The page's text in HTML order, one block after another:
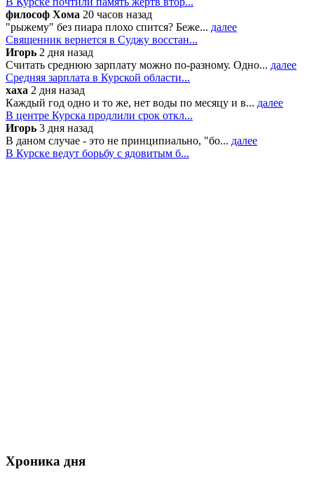
философ Хома 20 часов назад
"рыжему" без пиара плохо спится? Беже... далее
Священник вернется в Суджу восстан...
Игорь 2 дня назад
Считать среднюю зарплату можно по-разному. Одно... далее
Средняя зарплата в Курской области...
хаха 2 дня назад
Каждый год одно и то же, нет воды по месяцу и в... далее
В центре Курска продлили срок откл...
Игорь 3 дня назад
В даном случае - это не принципиально, "бо... далее
В Курске ведут борьбу с ядовитым б...
Хроника дня